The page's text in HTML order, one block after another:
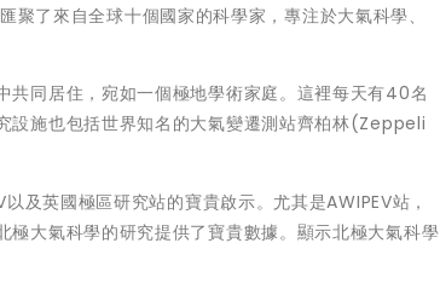
了來自全球十個國家的科學家，專注於大氣科學、
同居住，宛如一個極地學術家庭。這裡每天有40名
設施也包括世界知名的大氣變遷測站齊柏林(Zeppeli
及英國極區研究站的寶貴啟示。尤其是AWIPEV站，
大氣科學的研究提供了寶貴數據。顯示北極大氣科學